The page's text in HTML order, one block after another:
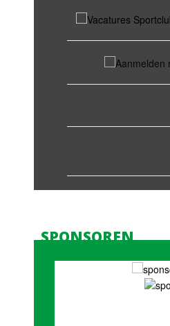
SPONSOREN